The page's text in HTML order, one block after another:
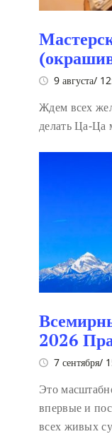
9 августа/
Ждем всех
делать Ца-Ца
2026
7 сентября/
Это
впервые и
всех живых